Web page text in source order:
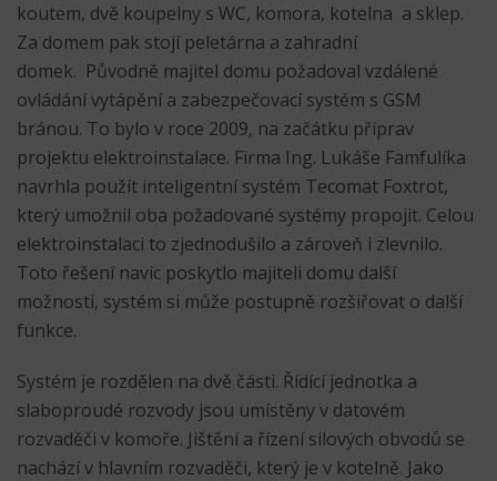
koutem, dvě koupelny s WC, komora, kotelna a sklep.
Za domem pak stojí peletárna a zahradní
domek. Původně majitel domu požadoval vzdálené
ovládání vytápění a zabezpečovací systém s GSM
bránou. To bylo v roce 2009, na začátku příprav
projektu elektroinstalace. Firma Ing. Lukáše Famfulíka
navrhla použít inteligentní systém Tecomat Foxtrot,
který umožnil oba požadované systémy propojit. Celou
elektroinstalaci to zjednodušilo a zároveň i zlevnilo.
Toto řešení navíc poskytlo majiteli domu další
možnosti, systém si může postupně rozšiřovat o další
funkce.
Systém je rozdělen na dvě části. Řídící jednotka a
slaboproudé rozvody jsou umístěny v datovém
rozvaděči v komoře. Jištění a řízení silových obvodů se
nachází v hlavním rozvaděči, který je v kotelně. Jako